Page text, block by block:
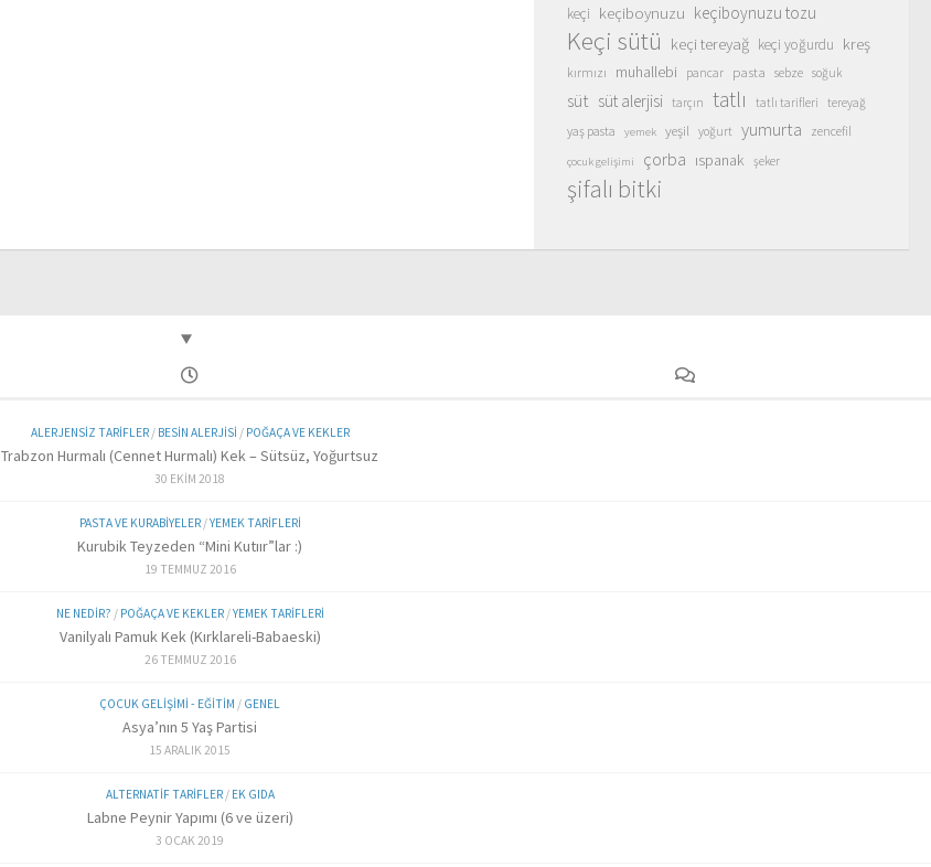
keçi keçiboynuzu keçiboynuzu tozu
Keçi sütü keçi tereyağ keçi yoğurdu kreş
kırmızı muhallebi pancar pasta sebze soğuk
süt süt alerjisi tarçın tatlı tatlı tarifleri tereyağ
yaş pasta yemek yeşil yoğurt yumurta zencefil
çocuk gelişimi çorba ıspanak şeker
şifalı bitki
ALERJENSIZ TARIFLER/ BESIN ALERJISI / POĞAÇA VE KEKLER
Trabzon Hurmalı (Cennet Hurmalı) Kek – Sütsüz, Yoğurtsuz
30 EKIM 2018
PASTA VE KURABIYELER/YEMEK TARIFLERI
Kurubik Teyzeden “Mini Kutıır”lar :)
19 TEMMUZ 2016
NE NEDIR? / POĞAÇA VE KEKLER/YEMEK TARIFLERI
Vanilyalı Pamuk Kek (Kırklareli-Babaeski)
26 TEMMUZ 2016
ÇOCUK GELIŞIMI - EĞITIM / GENEL
Asya’nın 5 Yaş Partisi
15 ARALIK 2015
ALTERNATIF TARIFLER/ EK GIDA
Labne Peynir Yapımı (6 ve üzeri)
3 OCAK 2019